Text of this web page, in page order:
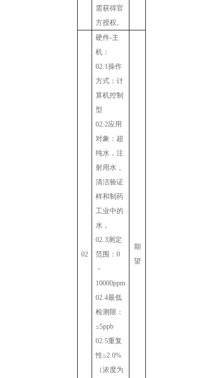
需获得官
方授权。
02
硬件-主
机：
02.1操作
方式：计
算机控制
型
02.2应用
对象：超
纯水，注
射用水，
清洁验证
样和制药
工业中的
水，
02.3测定
范围： 0
－
10000ppm
02.4最低
检测限：
≤5ppb
02.5重复
性≤2.0%
（浓度为
期
望